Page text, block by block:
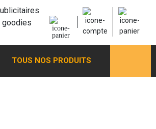
TOUS NOS PRODUITS